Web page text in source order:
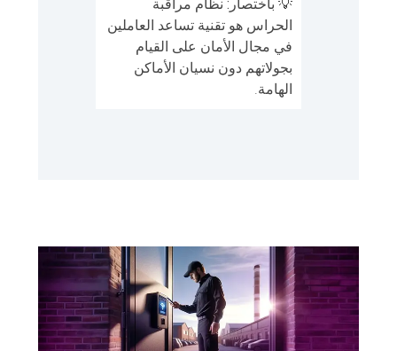
💡 باختصار: نظام مراقبة
الحراس هو تقنية تساعد العاملين
في مجال الأمان على القيام
بجولاتهم دون نسيان الأماكن
الهامة.